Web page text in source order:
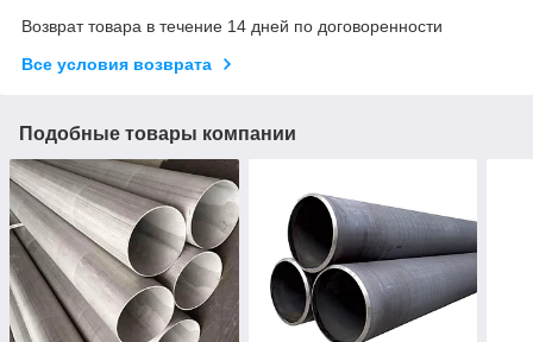
Возврат товара в течение 14 дней по договоренности
Все условия возврата
Подобные товары компании